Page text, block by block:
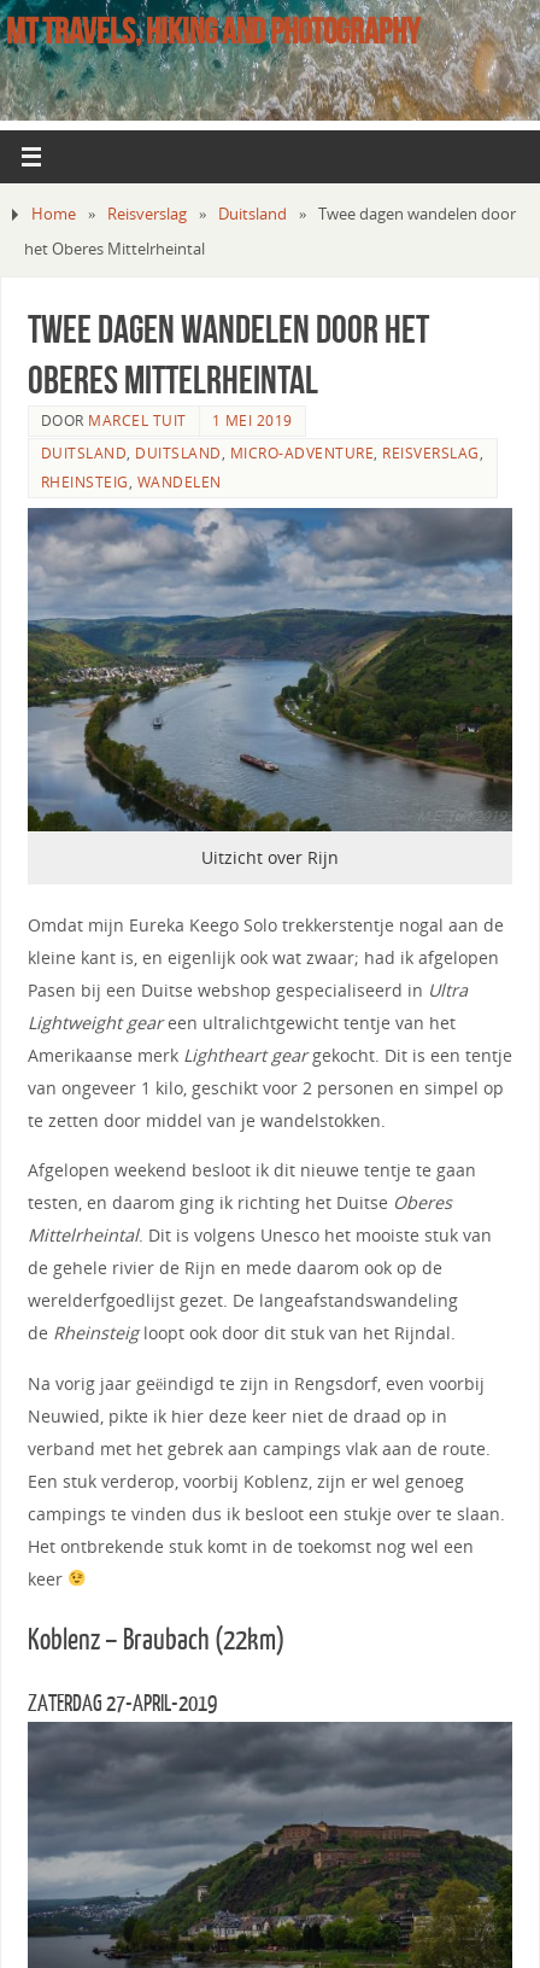
MT TRAVELS, HIKING AND PHOTOGRAPHY
Home » Reisverslag » Duitsland » Twee dagen wandelen door
het Oberes Mittelrheintal
Twee dagen wandelen door het
Oberes Mittelrheintal
DOOR MARCEL TUIT
1 MEI 2019
DUITSLAND, DUITSLAND, MICRO-ADVENTURE, REISVERSLAG,
RHEINSTEIG, WANDELEN
Uitzicht over Rijn
Omdat mijn Eureka Keego Solo trekkerstentje nogal aan de
kleine kant is, en eigenlijk ook wat zwaar; had ik afgelopen
Pasen bij een Duitse webshop gespecialiseerd in Ultra
Lightweight geareen ultralichtgewicht tentje van het
Amerikaanse merk Lightheart geargekocht. Dit is een tentje
van ongeveer 1 kilo, geschikt voor 2 personen en simpel op
te zetten door middel van je wandelstokken.
Afgelopen weekend besloot ik dit nieuwe tentje te gaan
testen, en daarom ging ik richting het Duitse Oberes
Mittelrheintal. Dit is volgens Unesco het mooiste stuk van
de gehele rivier de Rijn en mede daarom ook op de
werelderfgoedlijst gezet. De langeafstandswandeling
de Rheinsteigloopt ook door dit stuk van het Rijndal.
Na vorig jaar geëindigd te zijn in Rengsdorf, even voorbij
Neuwied, pikte ik hier deze keer niet de draad op in
verband met het gebrek aan campings vlak aan de route.
Een stuk verderop, voorbij Koblenz, zijn er wel genoeg
campings te vinden dus ik besloot een stukje over te slaan.
Het ontbrekende stuk komt in de toekomst nog wel een
keer
Koblenz – Braubach (22km)
ZATERDAG 27-APRIL-2019